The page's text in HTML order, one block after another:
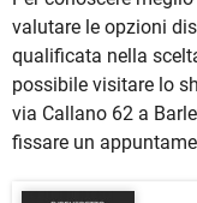
valutare le opzioni
qualificata nella
possibile visitare lo
via Callano 62 a
fissare un